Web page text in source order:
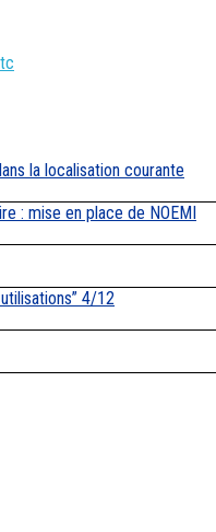
la localisation courante
: mise en place de NOEMI
4/12